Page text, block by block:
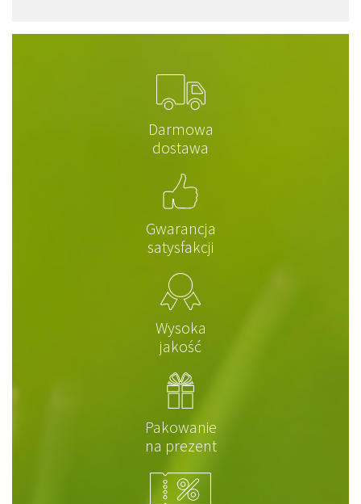
Darmowa
dostawa
Gwarancja
satysfakcji
Wysoka
jakość
Pakowanie
na prezent